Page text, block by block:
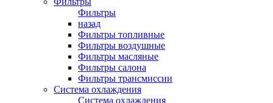
Фильтры
назад
Фильтры топливные
Фильтры воздушные
Фильтры масляные
Фильтры салона
Фильтры трансмиссии
Система охлаждения
Система охлаждения